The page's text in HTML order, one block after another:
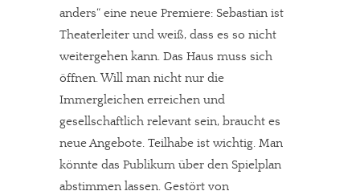
anders“ eine neue Premiere: Sebastian ist
Theaterleiter und weiß, dass es so nicht
weitergehen kann. Das Haus muss sich
öffnen. Will man nicht nur die
Immergleichen erreichen und
gesellschaftlich relevant sein, braucht es
neue Angebote. Teilhabe ist wichtig. Man
könnte das Publikum über den Spielplan
abstimmen lassen. Gestört von